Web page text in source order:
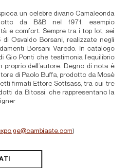
un celebre divano Camaleonda
da B&B nel 1971, esempio
e comfort. Sempre tra i top lot, sei
di Osvaldo Borsani, realizzate negli
Borsani Varedo. In catalogo
Gio Ponti che testimonia l’equilibrio
dell’autore. Degno di nota è
di Paolo Buffa, prodotto da Mosè
firmati Ettore Sottsass, tra cui tre
da Bitossi, che rappresentano la
)